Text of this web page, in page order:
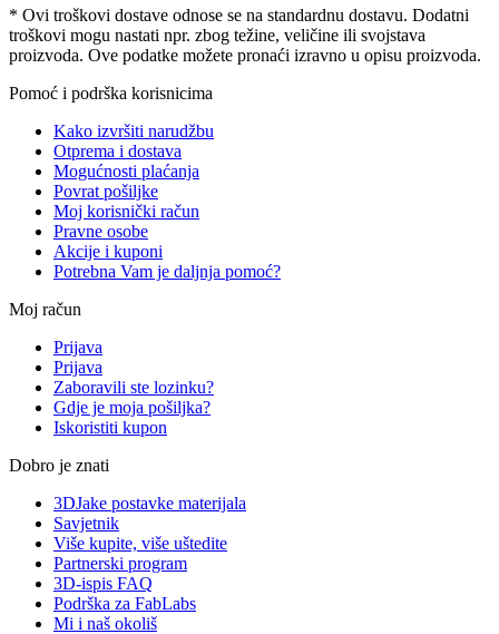
* Ovi troškovi dostave odnose se na standardnu ​​dostavu. Dodatni
troškovi mogu nastati npr. zbog težine, veličine ili svojstava
proizvoda. Ove podatke možete pronaći izravno u opisu proizvoda.
Pomoć i podrška korisnicima
Kako izvršiti narudžbu
Otprema i dostava
Mogućnosti plaćanja
Povrat pošiljke
Moj korisnički račun
Pravne osobe
Akcije i kuponi
Potrebna Vam je daljnja pomoć?
Moj račun
Prijava
Prijava
Zaboravili ste lozinku?
Gdje je moja pošiljka?
Iskoristiti kupon
Dobro je znati
3DJake postavke materijala
Savjetnik
Više kupite, više uštedite
Partnerski program
3D-ispis FAQ
Podrška za FabLabs
Mi i naš okoliš